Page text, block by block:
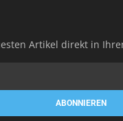
Artikel direkt in
ABONNIEREN